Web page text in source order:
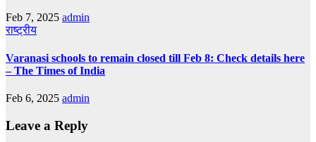
Feb 7, 2025 admin
राष्ट्रीय
Varanasi schools to remain closed till Feb 8: Check details here
– The Times of India
Feb 6, 2025 admin
Leave a Reply